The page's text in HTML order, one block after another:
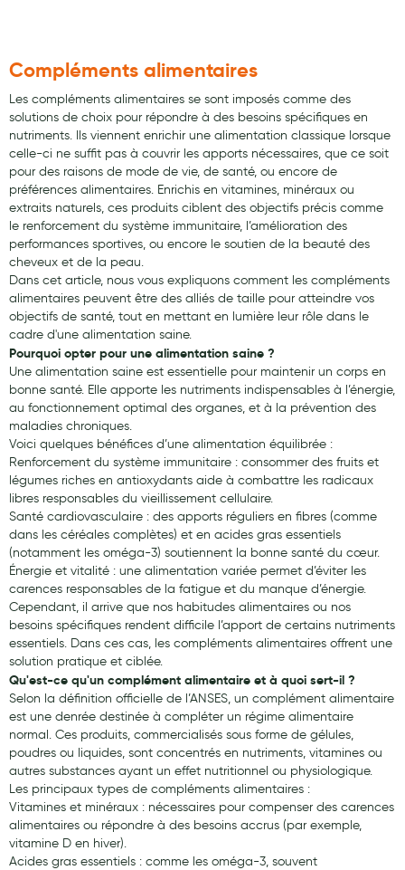
Crème solaire - Visage et corps
Préservatifs - Gels lubrifiants
Accessoires, coutellerie, brosserie
Bouillottes
Parfums et bougies d'ambiance
Beauté au naturel
Huiles
Mon bébé
Soins bébé
Couches
Laits infantiles
Biberons et tétines
Toilette du bébé
Accessoires bébé
Alimentation
Soins enfant
Soins maman
Tisanes allaitement et compléments alimentaires
Accessoires maternité
Gammes spécifiques tisanes allaitement et compléments
maternité
Nature
Aromathérapie
Diététique minceur
Compléments alimentaires
Les compléments alimentaires se sont imposés comme des
solutions de choix pour répondre à des besoins spécifiques en
nutriments. Ils viennent enrichir une alimentation classique lorsque
celle-ci ne suffit pas à couvrir les apports nécessaires, que ce soit
pour des raisons de mode de vie, de santé, ou encore de
préférences alimentaires. Enrichis en vitamines, minéraux ou
extraits naturels, ces produits ciblent des objectifs précis comme
le renforcement du système immunitaire, l’amélioration des
performances sportives, ou encore le soutien de la beauté des
cheveux et de la peau.
Dans cet article, nous vous expliquons comment les compléments
alimentaires peuvent être des alliés de taille pour atteindre vos
objectifs de santé, tout en mettant en lumière leur rôle dans le
cadre d'une alimentation saine.
Pourquoi opter pour une alimentation saine ?
Une alimentation saine est essentielle pour maintenir un corps en
bonne santé. Elle apporte les nutriments indispensables à l’énergie,
au fonctionnement optimal des organes, et à la prévention des
maladies chroniques.
Voici quelques bénéfices d’une alimentation équilibrée :
Renforcement du système immunitaire : consommer des fruits et
légumes riches en antioxydants aide à combattre les radicaux
libres responsables du vieillissement cellulaire.
Santé cardiovasculaire : des apports réguliers en fibres (comme
dans les céréales complètes) et en acides gras essentiels
(notamment les oméga-3) soutiennent la bonne santé du cœur.
Énergie et vitalité : une alimentation variée permet d’éviter les
carences responsables de la fatigue et du manque d’énergie.
Cependant, il arrive que nos habitudes alimentaires ou nos
besoins spécifiques rendent difficile l’apport de certains nutriments
essentiels. Dans ces cas, les compléments alimentaires offrent une
solution pratique et ciblée.
Qu'est-ce qu'un complément alimentaire et à quoi sert-il ?
Selon la définition officielle de l’ANSES, un complément alimentaire
est une denrée destinée à compléter un régime alimentaire
normal. Ces produits, commercialisés sous forme de gélules,
poudres ou liquides, sont concentrés en nutriments, vitamines ou
autres substances ayant un effet nutritionnel ou physiologique.
Les principaux types de compléments alimentaires :
Vitamines et minéraux : nécessaires pour compenser des carences
alimentaires ou répondre à des besoins accrus (par exemple,
vitamine D en hiver).
Acides gras essentiels : comme les oméga-3, souvent